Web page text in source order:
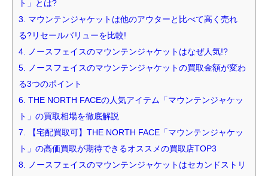
ト」とは?
3. マウンテンジャケットは他のアウターと比べて高く売れ
る?リセールバリューを比較!
4. ノースフェイスのマウンテンジャケットはなぜ人気!?
5. ノースフェイスのマウンテンジャケットの買取金額が変わ
る3つのポイント
6. THE NORTH FACEの人気アイテム「マウンテンジャケッ
ト」の買取相場を徹底解説
7. 【宅配買取可】THE NORTH FACE「マウンテンジャケッ
ト」の高価買取が期待できるオススメの買取店TOP3
8. ノースフェイスのマウンテンジャケットはセカンドストリ